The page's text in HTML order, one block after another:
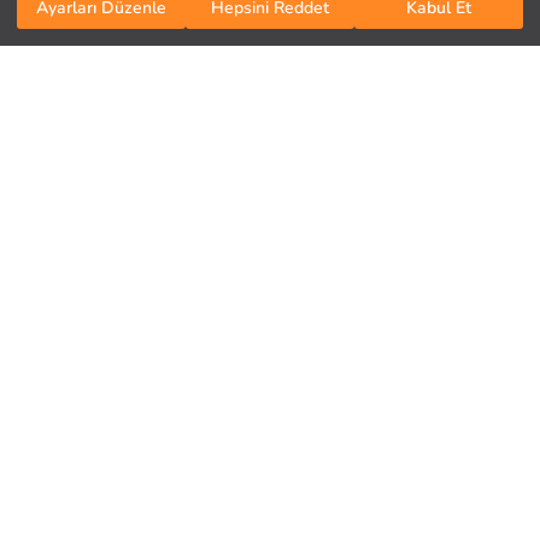
Ayarları Düzenle Hepsini Reddet Kabul Et
ORTA SICAKLIKTA ÜTÜLEYİNİZ
TAMBURLU KURUTMA YAPMAYINIZ